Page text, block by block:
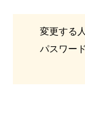
変更する
パスワー